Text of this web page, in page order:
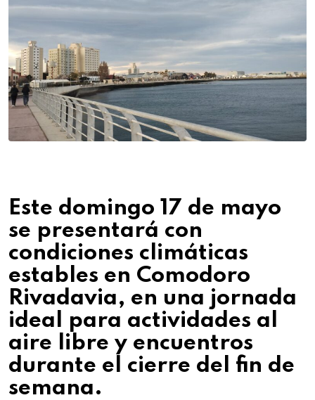
Este domingo 17 de mayo
se presentará con
condiciones climáticas
estables en Comodoro
Rivadavia, en una jornada
ideal para actividades al
aire libre y encuentros
durante el cierre del fin de
semana.